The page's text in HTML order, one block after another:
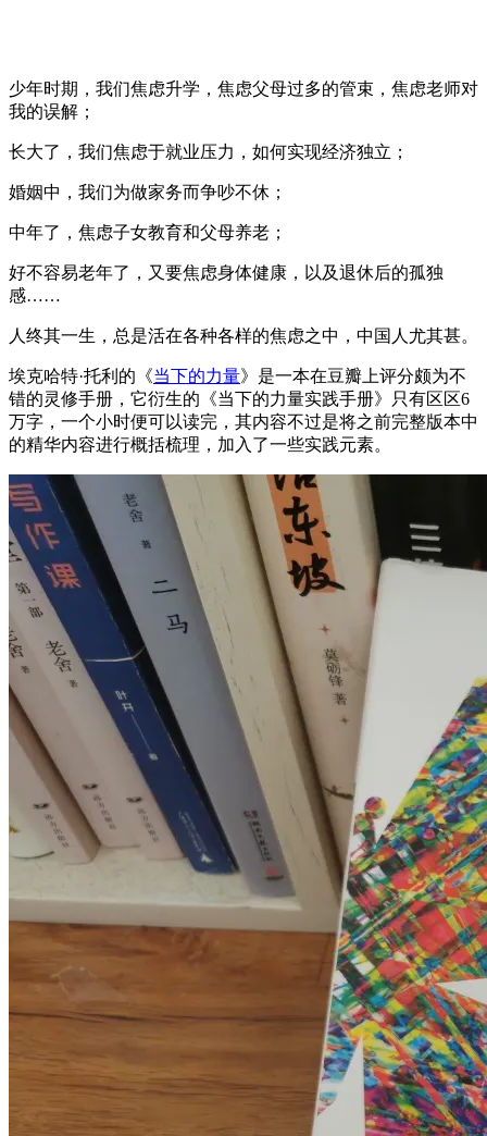
少年时期，我们焦虑升学，焦虑父母过多的管束，焦虑老师对
我的误解；
长大了，我们焦虑于就业压力，如何实现经济独立；
婚姻中，我们为做家务而争吵不休；
中年了，焦虑子女教育和父母养老；
好不容易老年了，又要焦虑身体健康，以及退休后的孤独
感……
人终其一生，总是活在各种各样的焦虑之中，中国人尤其甚。
埃克哈特·托利的《当下的力量》是一本在豆瓣上评分颇为不
错的灵修手册，它衍生的《当下的力量实践手册》只有区区6
万字，一个小时便可以读完，其内容不过是将之前完整版本中
的精华内容进行概括梳理，加入了一些实践元素。